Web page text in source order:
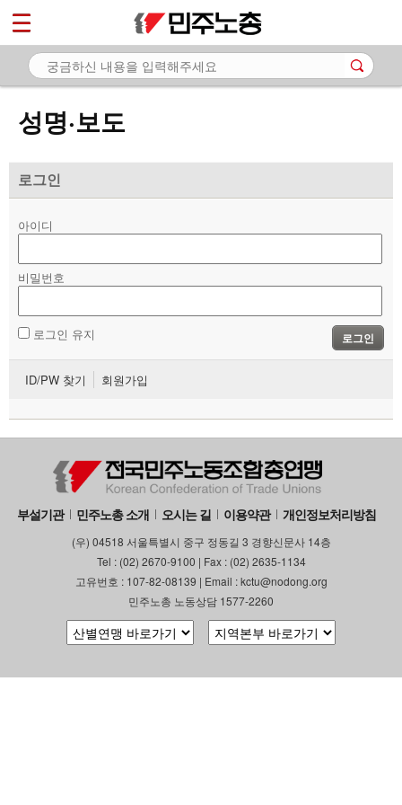
성명·보도
로그인
아이디
비밀번호
로그인 유지 로그인
ID/PW 찾기 회원가입
부설기관 민주노총 소개 오시는 길 이용약관 개인정보처리방침
(우) 04518 서울특별시 중구 정동길 3 경향신문사 14층
Tel : (02) 2670-9100 | Fax : (02) 2635-1134
고유번호 : 107-82-08139 | Email : kctu@nodong.org
민주노총 노동상담 1577-2260
마이페이지
소개
- 공지사항
- 성명·보도
자료
부설기관
업무